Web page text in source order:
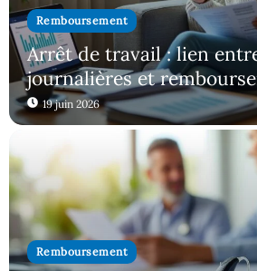
Remboursement
Arrêt de travail : lien
journalières et
19 juin 2026
Remboursement